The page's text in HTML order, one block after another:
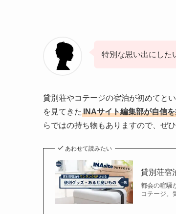
特別な思い出にした
貸別荘やコテージの宿泊が初めてと
を見てきた INAサイト編集部が自信
らではの持ち物もありますので、ぜ
あわせて読みたい
貸別荘宿
都会の喧騒
コテージ。